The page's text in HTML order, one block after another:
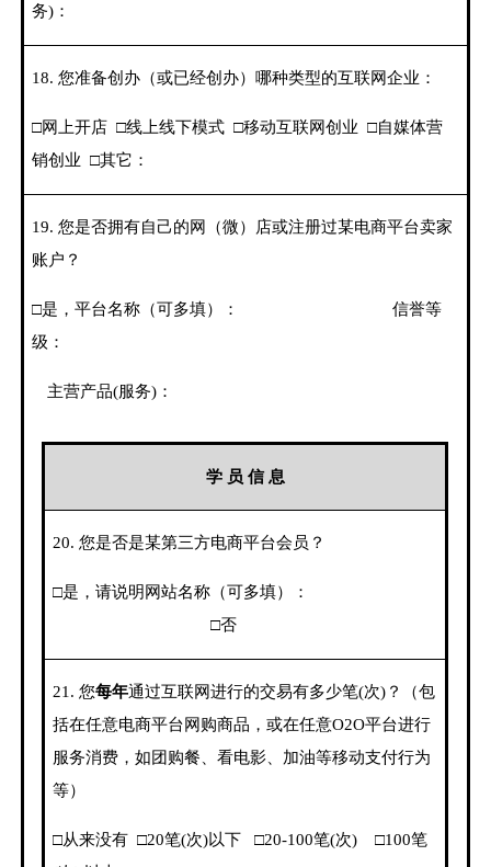
务) ：
18. 您准备创办（或已经创办）哪种类型的互联网企业：
□网上开店 □线上线下模式 □移动互联网创业 □自媒体营
销创业 □其它：
19. 您是否拥有自己的网（微）店或注册过某电商平台卖家
账户？
□是，平台名称（可多填）：
信誉等
级：
主营产品(服务) ：
学 员 信 息
20. 您是否是某第三方电商平台会员？
□是，请说明网站名称（可多填）：
□否
21.您每年通过互联网进行的交易有多少笔(次) ？（包
括在任意电商平台网购商品，或在任意O2O平台进行
服务消费，如团购餐、看电影、加油等移动支付行为
等）
□从来没有 □20笔(次)以下 □20-100笔(次) □100笔